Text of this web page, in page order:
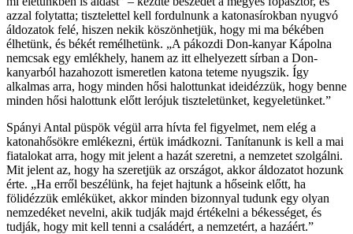
azzal folytatta; tisztelettel kell fordulnunk a katonasírokban nyugvó
áldozatok felé, hiszen nekik köszönhetjük, hogy mi ma békében
élhetünk, és békét remélhetünk. „A pákozdi Don-kanyar Kápolna
nemcsak egy emlékhely, hanem az itt elhelyezett sírban a Don-
kanyarból hazahozott ismeretlen katona teteme nyugszik. Így
alkalmas arra, hogy minden hősi halottunkat ideidézzük, hogy benne
minden hősi halottunk előtt lerójuk tiszteletünket, kegyeletünket.”
Spányi Antal püspök végül arra hívta fel figyelmet, nem elég a
katonahősökre emlékezni, értük imádkozni. Tanítanunk is kell a mai
fiatalokat arra, hogy mit jelent a hazát szeretni, a nemzetet szolgálni.
Mit jelent az, hogy ha szeretjük az országot, akkor áldozatot hozunk
érte. „Ha erről beszélünk, ha fejet hajtunk a hőseink előtt, ha
fölidézzük emléküket, akkor minden bizonnyal tudunk egy olyan
nemzedéket nevelni, akik tudják majd értékelni a békességet, és
tudják, hogy mit kell tenni a családért, a nemzetért, a hazáért.”